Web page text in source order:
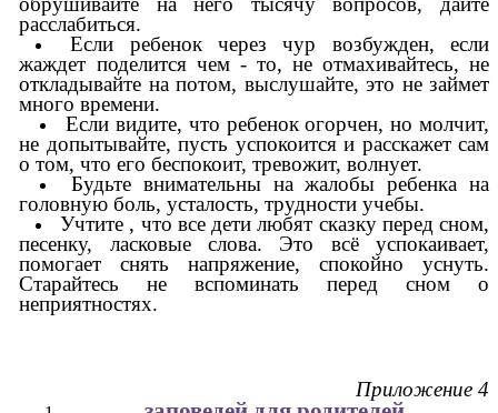
расслабиться.
Если ребенок через чур возбужден, если
жаждет поделится чем - то, не отмахивайтесь, не
откладывайте на потом, выслушайте, это не займет
много времени.
Если видите, что ребенок огорчен, но молчит,
не допытывайте, пусть успокоится и расскажет сам
о том, что его беспокоит, тревожит, волнует.
Будьте внимательны на жалобы ребенка на
головную боль, усталость, трудности учебы.
Учтите , что все дети любят сказку перед сном,
песенку, ласковые слова. Это всё успокаивает,
помогает снять напряжение, спокойно уснуть.
Старайтесь не вспоминать перед сном о
неприятностях.
Приложение 4